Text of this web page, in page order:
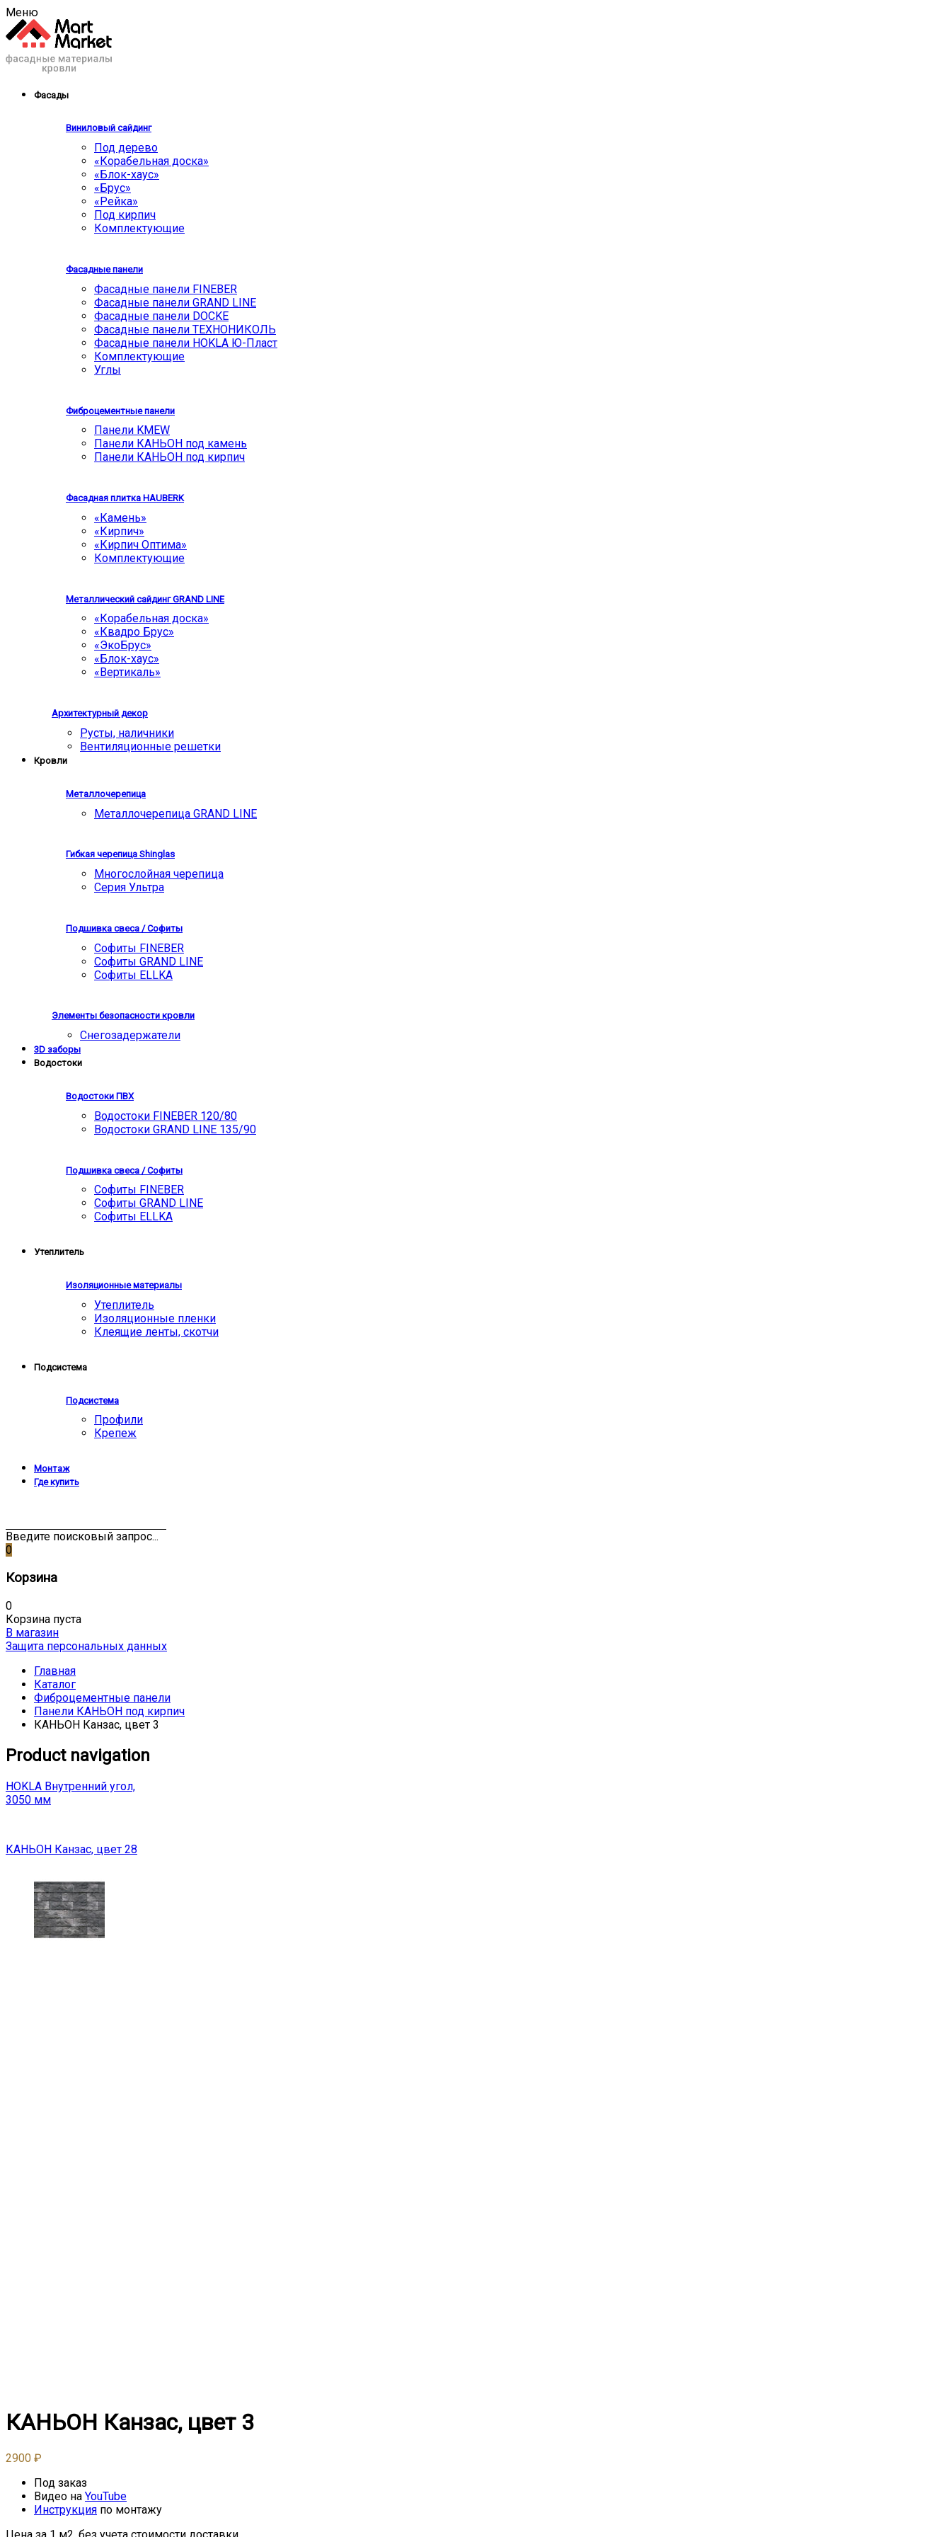
Меню
Фасады
Виниловый сайдинг
Под дерево
«Корабельная доска»
«Блок-хаус»
«Брус»
«Рейка»
Под кирпич
Комплектующие
Фасадные панели
Фасадные панели FINEBER
Фасадные панели GRAND LINE
Фасадные панели DOCKE
Фасадные панели ТЕХНОНИКОЛЬ
Фасадные панели HOKLA Ю-Пласт
Комплектующие
Углы
Фиброцементные панели
Панели KMEW
Панели КАНЬОН под камень
Панели КАНЬОН под кирпич
Фасадная плитка HAUBERK
«Камень»
«Кирпич»
«Кирпич Оптима»
Комплектующие
Металлический сайдинг GRAND LINE
«Корабельная доска»
«Квадро Брус»
«ЭкоБрус»
«Блок-хаус»
«Вертикаль»
Архитектурный декор
Русты, наличники
Вентиляционные решетки
Кровли
Металлочерепица
Металлочерепица GRAND LINE
Гибкая черепица Shinglas
Многослойная черепица
Серия Ультра
Подшивка свеса / Софиты
Софиты FINEBER
Софиты GRAND LINE
Софиты ELLKA
Элементы безопасности кровли
Снегозадержатели
3D заборы
Водостоки
Водостоки ПВХ
Водостоки FINEBER 120/80
Водостоки GRAND LINE 135/90
Подшивка свеса / Софиты
Софиты FINEBER
Софиты GRAND LINE
Софиты ELLKA
Утеплитель
Изоляционные материалы
Утеплитель
Изоляционные пленки
Клеящие ленты, скотчи
Подсистема
Подсистема
Профили
Крепеж
Монтаж
Где купить
Введите поисковый запрос...
0
Корзина
0
Корзина пуста
В магазин
Защита персональных данных
Главная
Каталог
Фиброцементные панели
Панели КАНЬОН под кирпич
КАНЬОН Канзас, цвет 3
Product navigation
HOKLA Внутренний угол,
3050 мм
КАНЬОН Канзас, цвет 28
КАНЬОН Канзас, цвет 3
2900 ₽
Под заказ
Видео на YouTube
Инструкция по монтажу
Цена за 1 м2, без учета стоимости доставки